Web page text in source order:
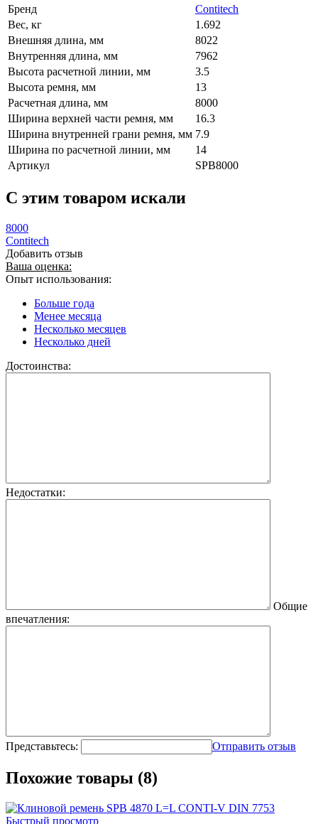
Бренд
Contitech
Вес, кг
1.692
Внешняя длина, мм
8022
Внутренняя длина, мм
7962
Высота расчетной линии, мм
3.5
Высота ремня, мм
13
Расчетная длина, мм
8000
Ширина верхней части ремня, мм
16.3
Ширина внутренней грани ремня, мм 7.9
Ширина по расчетной линии, мм
14
Артикул
SPB8000
C этим товаром искали
8000
Contitech
Добавить отзыв
Ваша оценка:
Опыт использования:
Больше года
Менее месяца
Несколько месяцев
Несколько дней
Достоинства:
Недостатки:
Общие
впечатления:
Представьтесь: Отправить отзыв
Похожие товары (8)
Быстрый просмотр